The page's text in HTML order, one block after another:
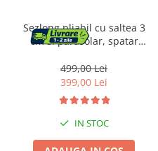
Sezlong pliabil cu saltea 3
cm si parasolar, spatar
kg, 193x53x30 cm, gri
499,00 Lei
399,00 Lei
IN STOC